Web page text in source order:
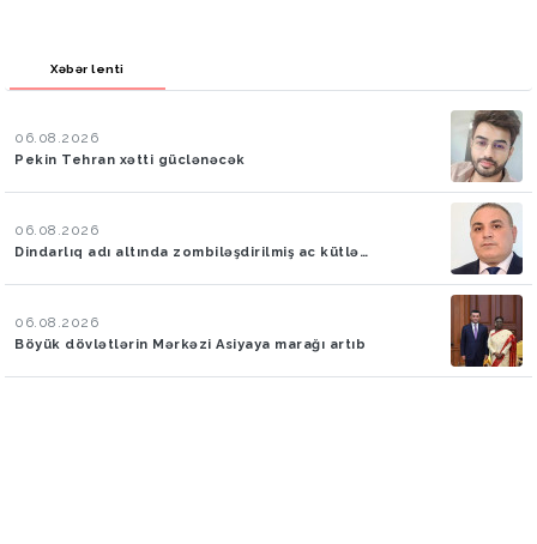
Xəbər lenti
06.08.2026
Pekin Tehran xətti güclənəcək
06.08.2026
Dindarlıq adı altında zombiləşdirilmiş ac kütlə…
06.08.2026
Böyük dövlətlərin Mərkəzi Asiyaya marağı artıb